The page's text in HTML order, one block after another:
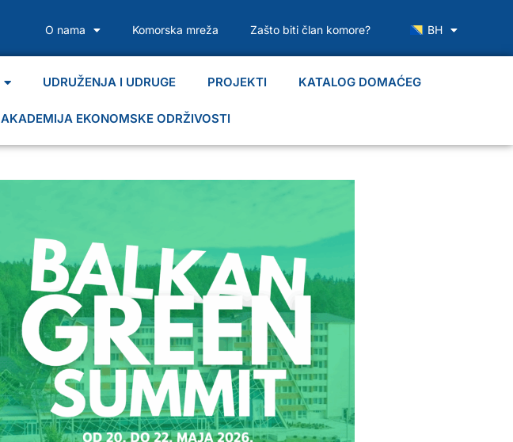
O nama Komorska mreža Zašto biti član komore? BH
UDRUŽENJA I UDRUGE PROJEKTI KATALOG DOMAĆEG
AKADEMIJA EKONOMSKE ODRŽIVOSTI